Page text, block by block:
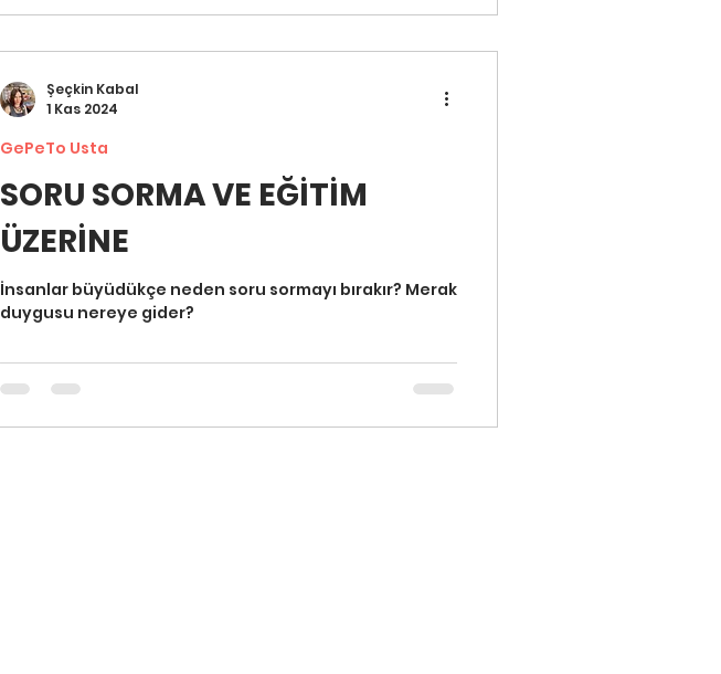
SORU SORMA VE EĞİTİM
ÜZERİNE
İnsanlar büyüdükçe neden soru sormayı bırakır? Merak
duygusu nereye gider?
GePeTo Usta
Şeçkin Kabal
1 Kas 2024